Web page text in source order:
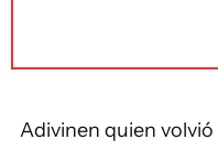
Adivinen quien volvió